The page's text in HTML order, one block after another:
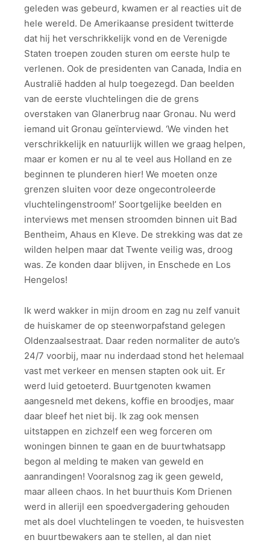
geleden was gebeurd, kwamen er al reacties uit de
hele wereld. De Amerikaanse president twitterde
dat hij het verschrikkelijk vond en de Verenigde
Staten troepen zouden sturen om eerste hulp te
verlenen. Ook de presidenten van Canada, India en
Australië hadden al hulp toegezegd. Dan beelden
van de eerste vluchtelingen die de grens
overstaken van Glanerbrug naar Gronau. Nu werd
iemand uit Gronau geïnterviewd. ‘We vinden het
verschrikkelijk en natuurlijk willen we graag helpen,
maar er komen er nu al te veel aus Holland en ze
beginnen te plunderen hier! We moeten onze
grenzen sluiten voor deze ongecontroleerde
vluchtelingenstroom!’ Soortgelijke beelden en
interviews met mensen stroomden binnen uit Bad
Bentheim, Ahaus en Kleve. De strekking was dat ze
wilden helpen maar dat Twente veilig was, droog
was. Ze konden daar blijven, in Enschede en Los
Hengelos!
Ik werd wakker in mijn droom en zag nu zelf vanuit
de huiskamer de op steenworpafstand gelegen
Oldenzaalsestraat. Daar reden normaliter de auto’s
24/7 voorbij, maar nu inderdaad stond het helemaal
vast met verkeer en mensen stapten ook uit. Er
werd luid getoeterd. Buurtgenoten kwamen
aangesneld met dekens, koffie en broodjes, maar
daar bleef het niet bij. Ik zag ook mensen
uitstappen en zichzelf een weg forceren om
woningen binnen te gaan en de buurtwhatsapp
begon al melding te maken van geweld en
aanrandingen! Vooralsnog zag ik geen geweld,
maar alleen chaos. In het buurthuis Kom Drienen
werd in allerijl een spoedvergadering gehouden
met als doel vluchtelingen te voeden, te huisvesten
en buurtbewakers aan te stellen, al dan niet